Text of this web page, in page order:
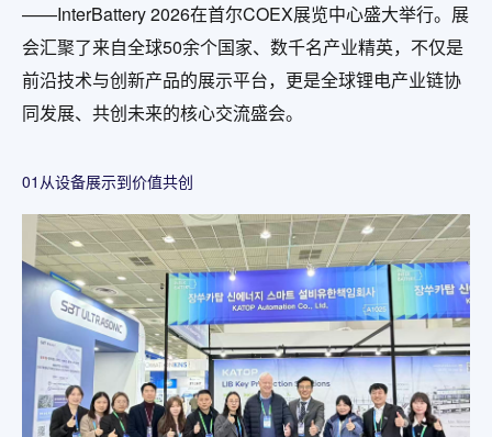
——InterBattery 2026在首尔COEX展览中心盛大举行。展
会汇聚了来自全球50余个国家、数千名产业精英，不仅是
前沿技术与创新产品的展示平台，更是全球锂电产业链协
同发展、共创未来的核心交流盛会。
01从设备展示到价值共创